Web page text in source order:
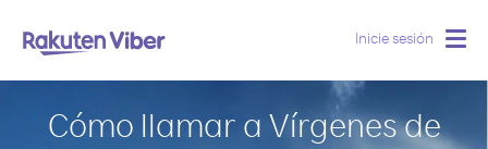
Inicie sesión
Cómo llamar a Vírgenes de